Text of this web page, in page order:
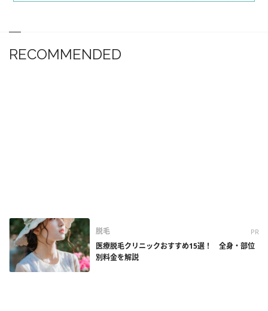
RECOMMENDED
脱毛 PR
医療脱毛クリニックおすすめ15選！ 全身・部位
別料金を解説